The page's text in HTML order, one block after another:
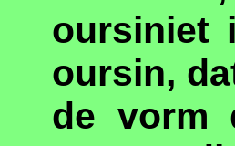
oursiniet
oursin,
de vorm